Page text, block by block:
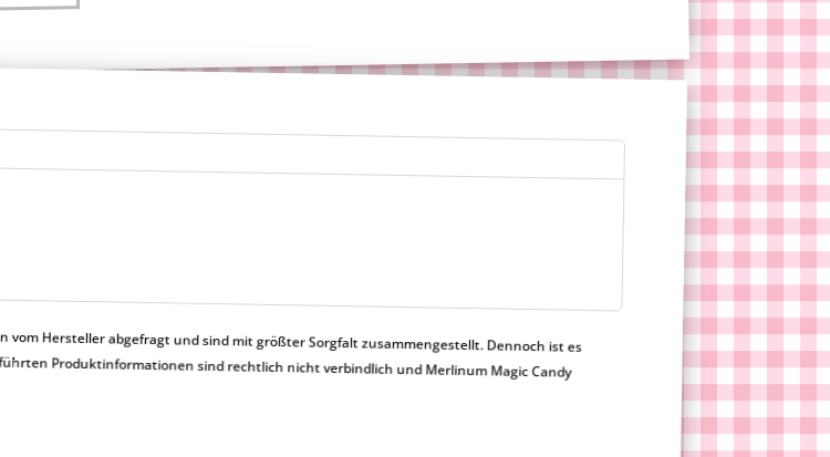
Hersteller abgefragt und sind mit größter Sorgfalt zusammengestellt. Dennoch ist es
Die aufgeführten Produktinformationen sind rechtlich nicht verbindlich und Merlinum Magic Candy